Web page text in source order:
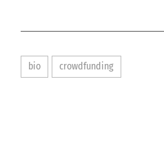
bio crowdfunding